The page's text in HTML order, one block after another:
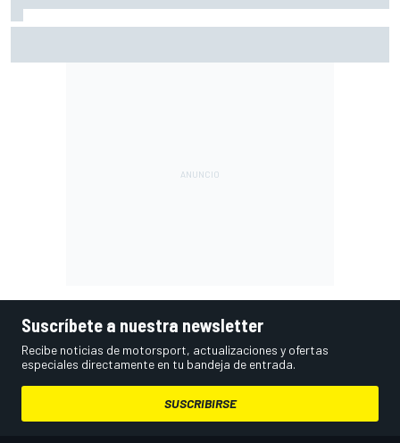
Suscríbete a nuestra newsletter
Recibe noticias de motorsport, actualizaciones y ofertas
especiales directamente en tu bandeja de entrada.
SUSCRIBIRSE